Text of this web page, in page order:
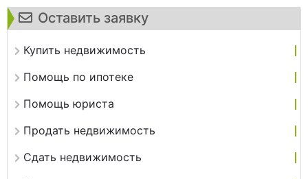
Оставить заявку
Купить недвижимость
Помощь по ипотеке
Помощь юриста
Продать недвижимость
Сдать недвижимость